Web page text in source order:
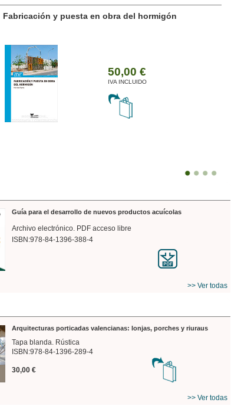
Fabricación y puesta en obra del hormigón
50,00 €
IVA INCLUIDO
Botánica Agroalimentaria
Guía para el desarrollo de nuevos productos acuícolas
Archivo electrónico. PDF acceso libre
ISBN:978-84-1396-388-4
>> Ver todas
Arquitecturas porticadas valencianas: lonjas, porches y riuraus
Tapa blanda. Rústica
ISBN:978-84-1396-289-4
30,00 €
>> Ver todas